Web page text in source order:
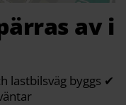
av i
lastbilsväg byggs ✔